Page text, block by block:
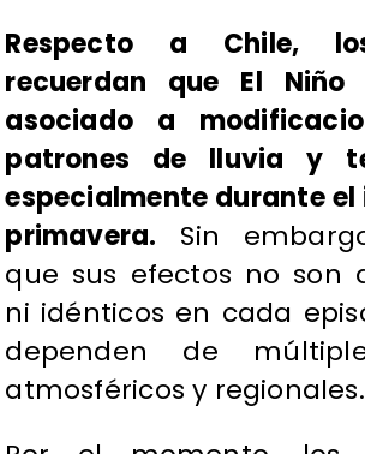
Respecto a Chile,
recuerdan que El Niño
asociado a
patrones de lluvia y
especialmente durante el
primavera. Sin
que sus efectos no son
ni idénticos en cada
dependen de
atmosféricos y regionales.